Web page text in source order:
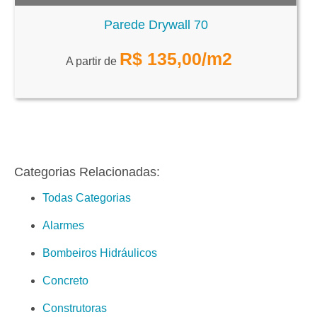
Parede Drywall 70
A partir de R$ 135,00/m2
Categorias Relacionadas:
Todas Categorias
Alarmes
Bombeiros Hidráulicos
Concreto
Construtoras